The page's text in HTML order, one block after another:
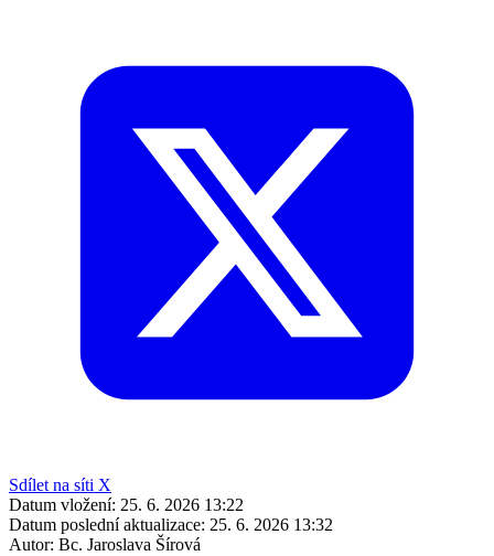
Sdílet na síti X
Datum vložení: 25. 6. 2026 13:22
Datum poslední aktualizace: 25. 6. 2026 13:32
Autor: Bc. Jaroslava Šírová